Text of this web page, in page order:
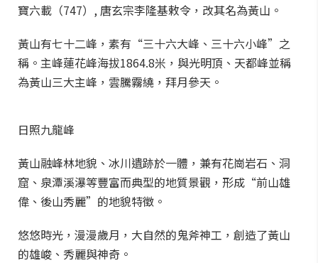
寶六載（747）, 唐玄宗李隆基敕令，改其名為黃山。
黃山有七十二峰，素有“三十六大峰、三十六小峰”之
稱。主峰蓮花峰海拔1864.8米，與光明頂、天都峰並稱
為黃山三大主峰，雲騰霧繞，拜月參天。
日照九龍峰
黃山融峰林地貌、冰川遺跡於一體，兼有花崗岩石、洞
窟、泉潭溪瀑等豐富而典型的地質景觀，形成“前山雄
偉、後山秀麗”的地貌特徵。
悠悠時光，漫漫歲月，大自然的鬼斧神工，創造了黃山
的雄峻、秀麗與神奇。